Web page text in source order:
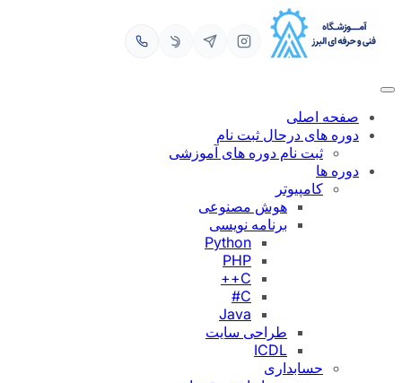
محتوا
صفحه اصلی
دوره های درحال ثبت نام
ثبت نام دوره های آموزشی
دوره ها
کامپیوتر
هوش مصنوعی
برنامه نویسی
Python
PHP
C++
C#
Java
طراحی سایت
ICDL
حسابداری